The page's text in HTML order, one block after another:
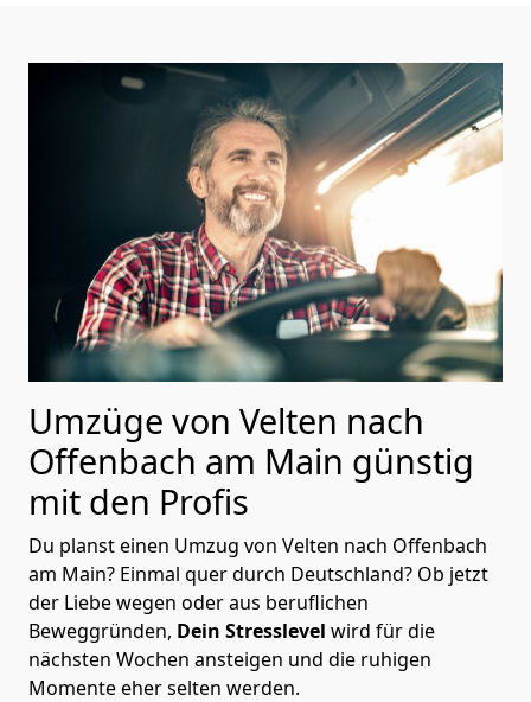
Umzüge von Velten nach
Offenbach am Main günstig
mit den Profis
Du planst einen Umzug von Velten nach Offenbach
am Main? Einmal quer durch Deutschland? Ob jetzt
der Liebe wegen oder aus beruflichen
Beweggründen, Dein Stresslevel wird für die
nächsten Wochen ansteigen und die ruhigen
Momente eher selten werden.